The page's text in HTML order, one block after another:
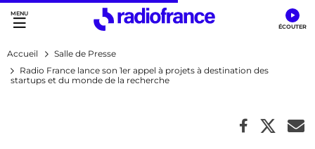
Accès direct :
Menu principal
Contenu
Accueil
Salle de Presse
Radio France lance son 1er appel à projets à destination des
startups et du monde de la recherche